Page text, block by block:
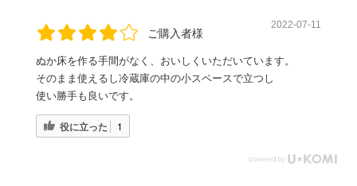
ご購入者様
2022-07-11
ぬか床を作る手間がなく、おいしくいただいています。
そのまま使えるし冷蔵庫の中の小スペースで立つし
使い勝手も良いです。
役に立った 1